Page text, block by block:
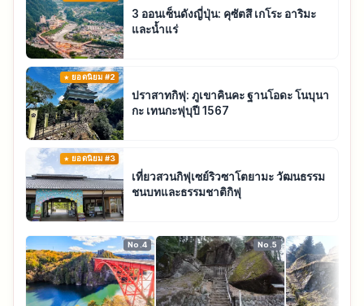
3 ออนเซ็นดังญี่ปุ่น: คุซัตสึ เกโระ อาริมะ
และน้ำแร่
ยอดนิยม #2
ปราสาทกิฟุ: ภูเขาคินคะ ฐานโอดะ โนบุนา
กะ เทนกะฟุบุปี 1567
ยอดนิยม #3
เที่ยวสวนกิฟุเซย์ริวซาโตยามะ วัฒนธรรม
ชนบทและธรรมชาติกิฟุ
No.4 No.5